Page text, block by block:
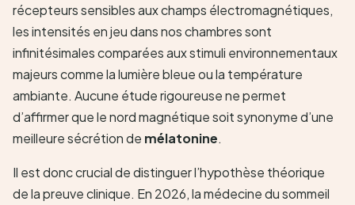
récepteurs sensibles aux champs électromagnétiques,
les intensités en jeu dans nos chambres sont
infinitésimales comparées aux stimuli environnementaux
majeurs comme la lumière bleue ou la température
ambiante. Aucune étude rigoureuse ne permet
d’affirmer que le nord magnétique soit synonyme d’une
meilleure sécrétion de mélatonine.
Il est donc crucial de distinguer l’hypothèse théorique
de la preuve clinique. En 2026, la médecine du sommeil